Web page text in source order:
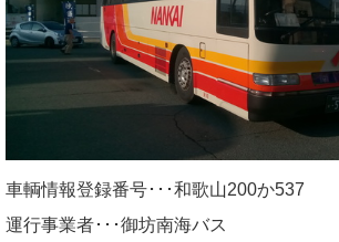
車輌情報登録番号･･･和歌山200か537
運行事業者･･･御坊南海バス